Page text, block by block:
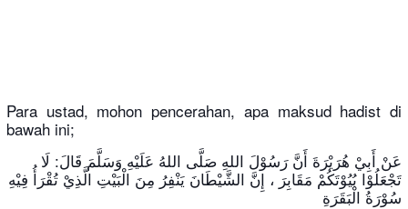
Para ustad, mohon pencerahan, apa maksud hadist di
bawah ini;
ﻋَﻦْ ﺃَﺑِﻲْ ﻫُﺮَﻳْﺮَﺓَ ﺃَﻥَّ ﺭَﺳُﻮْﻝَ ﺍﻟﻠﻪِ ﺻَﻠَّﻰ ﺍﻟﻠﻪُ ﻋَﻠَﻴْﻪِ ﻭَﺳَﻠَّﻢَ ﻗَﺎﻝَ: ﻟَﺎ
ﺗَﺠْﻌَﻠُﻮْﺍ ﺑُﻴُﻮْﺗَﻜُﻢْ ﻣَﻘَﺎﺑِﺮَ ، ﺇِﻥَّ ﺍﻟﺸَّﻴْﻄَﺎﻥَ ﻳَﻨْﻔِﺮُ ﻣِﻦَ ﺍﻟْﺒَﻴْﺖِ ﺍﻟَّﺬِﻱْ ﺗُﻘْﺮَﺃُ ﻓِﻴْﻪِ
ﺳُﻮْﺭَﺓُ ﺍﻟْﺒَﻘَﺮَﺓِ